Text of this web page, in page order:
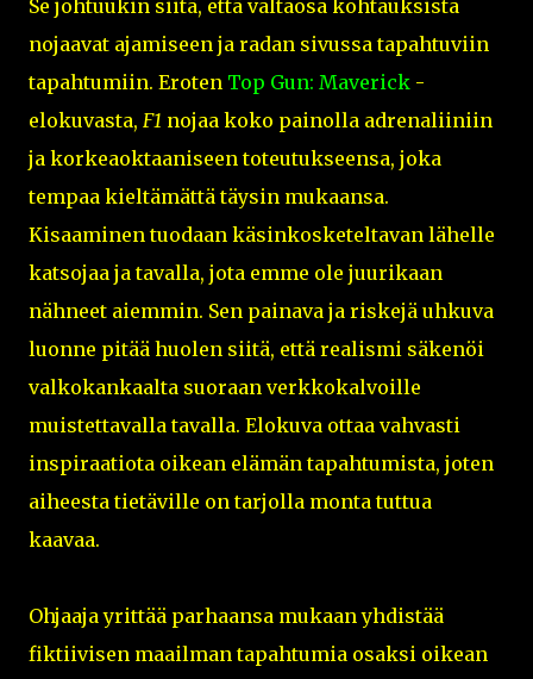
Se johtuukin siitä, että valtaosa kohtauksista
nojaavat ajamiseen ja radan sivussa tapahtuviin
tapahtumiin. Eroten Top Gun: Maverick -
elokuvasta, F1 nojaa koko painolla adrenaliiniin
ja korkeaoktaaniseen toteutukseensa, joka
tempaa kieltämättä täysin mukaansa.
Kisaaminen tuodaan käsinkosketeltavan lähelle
katsojaa ja tavalla, jota emme ole juurikaan
nähneet aiemmin. Sen painava ja riskejä uhkuva
luonne pitää huolen siitä, että realismi säkenöi
valkokankaalta suoraan verkkokalvoille
muistettavalla tavalla. Elokuva ottaa vahvasti
inspiraatiota oikean elämän tapahtumista, joten
aiheesta tietäville on tarjolla monta tuttua
kaavaa.
Ohjaaja yrittää parhaansa mukaan yhdistää
fiktiivisen maailman tapahtumia osaksi oikean